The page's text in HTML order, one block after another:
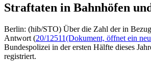
Straftaten in Bahnhöfen
Berlin: (hib/STO) Über die Zahl der in
Antwort (20/12511(Dokument, öffnet ein
Bundespolizei in der ersten Hälfte dieses
registriert.